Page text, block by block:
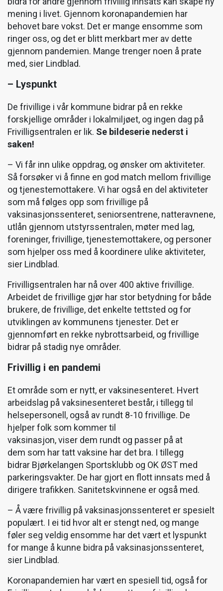
mening i livet. Gjennom koronapandemien har
behovet bare vokst. Det er mange ensomme som
ringer oss, og det er blitt merkbart mer av dette
gjennom pandemien. Mange trenger noen å prate
med, sier Lindblad.
– Lyspunkt
De frivillige i vår kommune bidrar på en rekke
forskjellige områder i lokalmiljøet, og ingen dag på
Frivilligsentralen er lik. Se bildeserie nederst i
saken!
– Vi får inn ulike oppdrag, og ønsker om aktiviteter.
Så forsøker vi å finne en god match mellom frivillige
og tjenestemottakere. Vi har også en del aktiviteter
som må følges opp som frivillige på
vaksinasjonssenteret, seniorsentrene, natteravnene,
utlån gjennom utstyrssentralen, møter med lag,
foreninger, frivillige, tjenestemottakere, og personer
som hjelper oss med å koordinere ulike aktiviteter,
sier Lindblad.
Frivilligsentralen har nå over 400 aktive frivillige.
Arbeidet de frivillige gjør har stor betydning for både
brukere, de frivillige, det enkelte tettsted og for
utviklingen av kommunens tjenester. Det er
gjennomført en rekke nybrottsarbeid, og frivillige
bidrar på stadig nye områder.
Frivillig i en pandemi
Et område som er nytt, er vaksinesenteret. Hvert
arbeidslag på vaksinesenteret består, i tillegg til
helsepersonell, også av rundt 8-10 frivillige. De
hjelper folk som kommer til
vaksinasjon, viser dem rundt og passer på at
dem som har tatt vaksine har det bra. I tillegg
bidrar Bjørkelangen Sportsklubb og OK ØST med
parkeringsvakter. De har gjort en flott innsats med å
dirigere trafikken. Sanitetskvinnene er også med.
– Å være frivillig på vaksinasjonssenteret er spesielt
populært. I ei tid hvor alt er stengt ned, og mange
føler seg veldig ensomme har det vært et lyspunkt
for mange å kunne bidra på vaksinasjonssenteret,
sier Lindblad.
Koronapandemien har vært en spesiell tid, også for